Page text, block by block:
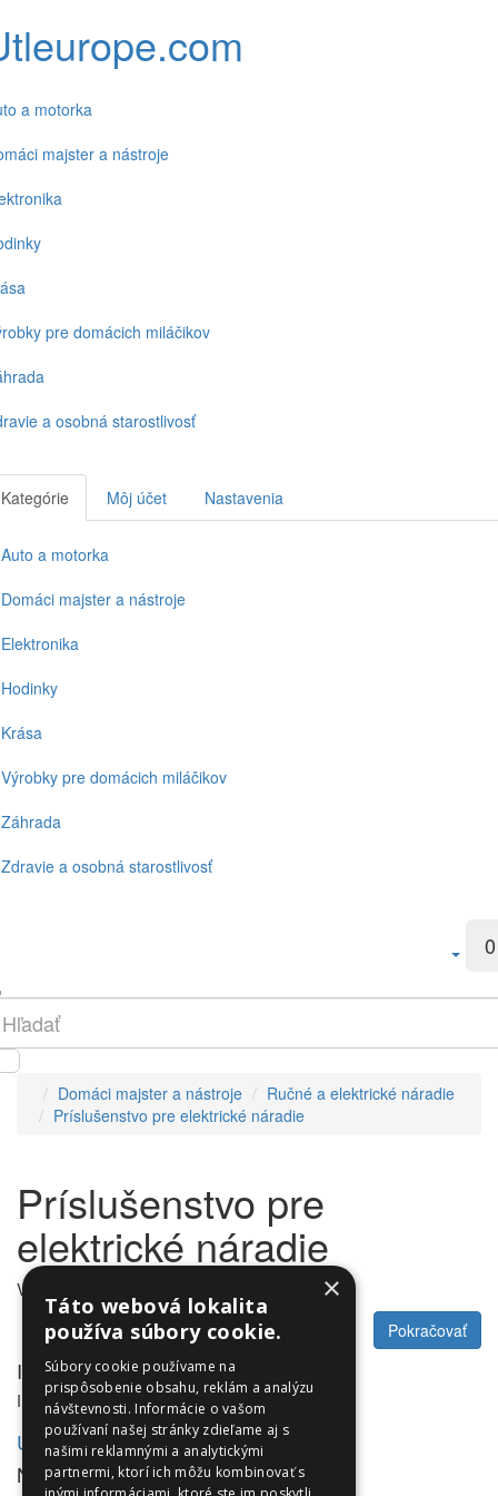
a motorka
majster a nástroje
pre domácich miláčikov
a osobná starostlivosť
Kategórie Môj účet Nastavenia
Auto a motorka
Domáci majster a nástroje
Elektronika
Hodinky
Krása
Výrobky pre domácich miláčikov
Záhrada
Zdravie a osobná starostlivosť
0
Domáci majster a nástroje
Ručné a elektrické náradie
Príslušenstvo pre elektrické náradie
Príslušenstvo pre
elektrické náradie
V tejto kategórii nie sú žiadne produkty.
Pokračovať
Informácie
Informácie
Utleurope.com
NewsLetter
×
Táto webová lokalita
používa súbory cookie.
Súbory cookie používame na
prispôsobenie obsahu, reklám a analýzu
návštevnosti. Informácie o vašom
používaní našej stránky zdieľame aj s
našimi reklamnými a analytickými
partnermi, ktorí ich môžu kombinovať s